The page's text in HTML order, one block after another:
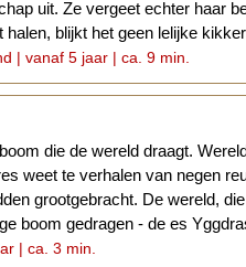
uit. Ze vergeet echter haar
blijkt het geen lelijke
| vanaf 5 jaar | ca. 9 min.
die de wereld draagt.
weet te verhalen van negen
grootgebracht. De wereld,
boom gedragen - de es
| ca. 3 min.